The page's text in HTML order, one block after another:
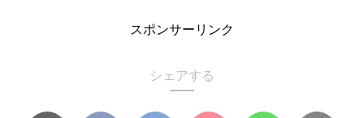
スポンサーリンク
シェアする